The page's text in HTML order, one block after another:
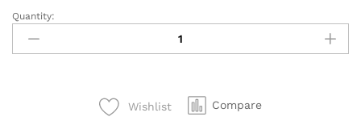
Ariens
Rasentraktor
C80
Quantity:
Wishlist Compare